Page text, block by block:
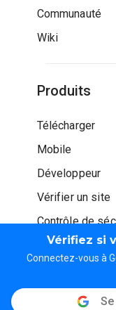
Vérifiez si
Connectez-vous à
Communauté
Wiki
Produits
Télécharger
Mobile
Développeur
Vérifier un site
Contrôle de